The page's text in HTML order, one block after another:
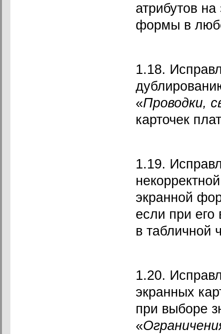
атрибутов
формы в
1.18.
«Проводки,
карточек
1.19.
экранной
если при его
в табличной
1.20.
экранных
при выборе
«